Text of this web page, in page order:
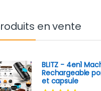
en vente
BLITZ - 4en1
Rechargeable
et capsule